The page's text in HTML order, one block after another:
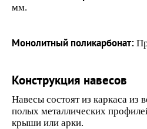
мм.
Монолитный поликарбонат:
Конструкция навесов
Навесы состоят из каркаса из
полых металлических
крыши или арки.